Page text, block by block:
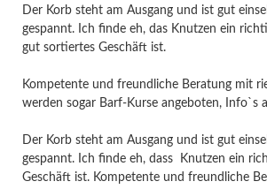
Der Korb steht am Ausgang und ist gut
gespannt. Ich finde eh, das Knutzen ein
gut sortiertes Geschäft ist.
Kompetente und freundliche Beratung mit
werden sogar Barf-Kurse angeboten, Info`s
Der Korb steht am Ausgang und ist gut
gespannt. Ich finde eh, dass Knutzen ein
Geschäft ist. Kompetente und freundliche